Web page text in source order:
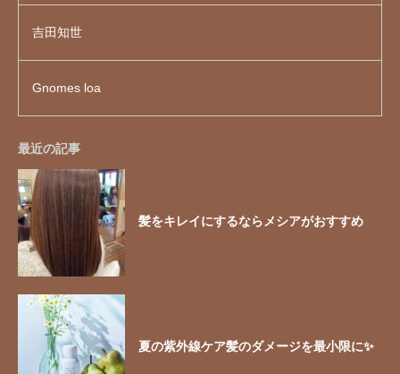
吉田知世
Gnomes loa
最近の記事
髪をキレイにするならメシアがおすすめ
夏の紫外線ケア髪のダメージを最小限に✨